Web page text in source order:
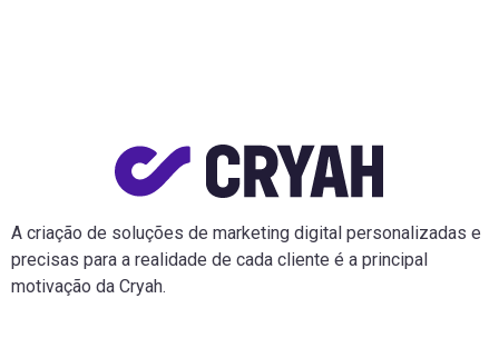
A criação de soluções de marketing digital personalizadas e
precisas para a realidade de cada cliente é a principal
motivação da Cryah.